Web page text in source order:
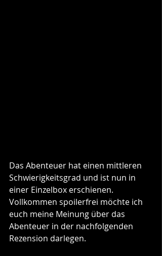
Das Abenteuer hat einen mittleren
Schwierigkeitsgrad und ist nun in
einer Einzelbox erschienen.
Vollkommen spoilerfrei möchte ich
euch meine Meinung über das
Abenteuer in der nachfolgenden
Rezension darlegen.